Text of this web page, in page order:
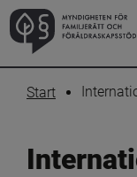
Start